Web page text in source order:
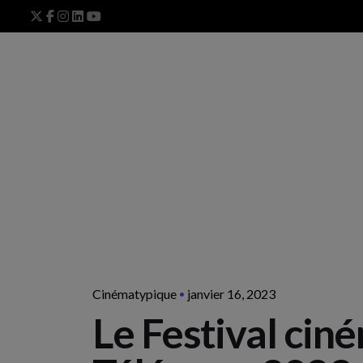
to
Cinématypique janvier 16, 2023
Le Festival